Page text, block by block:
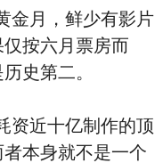
月，鲜少有影片
按六月票房而
史第二。
近十亿制作的顶
本身就不是一个